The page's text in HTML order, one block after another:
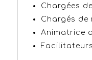
Chargées
Chargés de
Animatrice
Facilitateurs